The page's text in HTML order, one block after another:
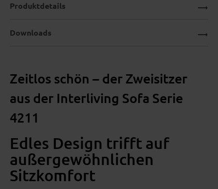
Zeitlos schön – der Zweisitzer
aus der Interliving Sofa Serie
4211
Edles Design trifft auf
außergewöhnlichen
Sitzkomfort
Produktdetails
Downloads